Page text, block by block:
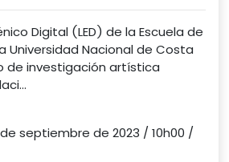
Digital (LED) de la Escuela de
Universidad Nacional de Costa
de investigación artística
septiembre de 2023 / 10h00 /